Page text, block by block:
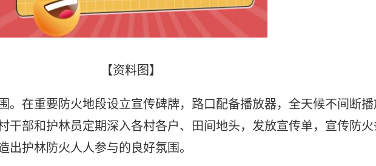
【资料图】
。在重要防火地段设立宣传碑牌，路口配备播放器，全天候不间断播
干部和护林员定期深入各村各户、田间地头，发放宣传单，宣传防火
出护林防火人人参与的良好氛围。